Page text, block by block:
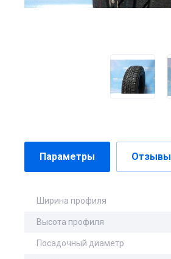
Параметры Отзывы
Ширина профиля
Высота профиля
Посадочный диаметр